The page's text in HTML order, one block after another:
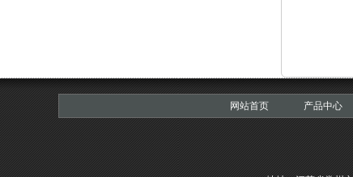
网站首页 产品中心